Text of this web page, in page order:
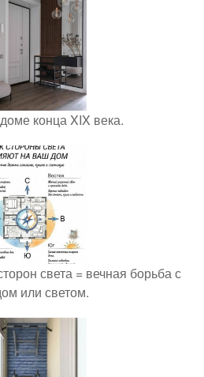
конца XIX века.
света = вечная борьба с
или светом.